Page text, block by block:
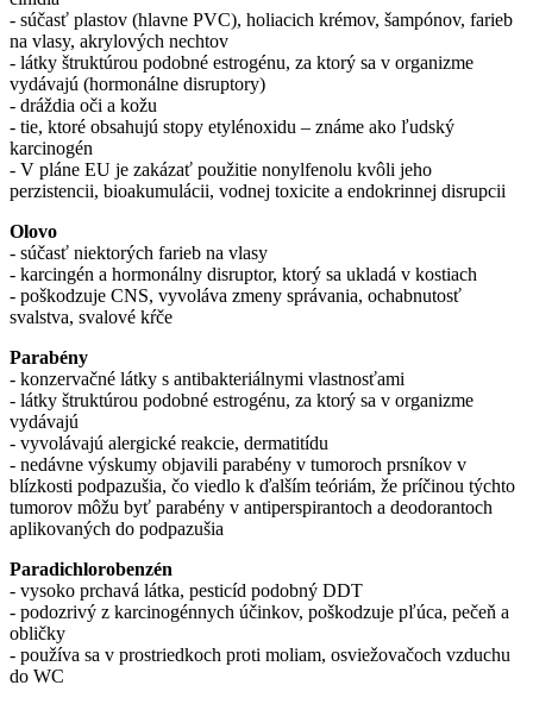
- súčasť plastov (hlavne PVC), holiacich krémov, šampónov, farieb
na vlasy, akrylových nechtov
- látky štruktúrou podobné estrogénu, za ktorý sa v organizme
vydávajú (hormonálne disruptory)
- dráždia oči a kožu
- tie, ktoré obsahujú stopy etylénoxidu – známe ako ľudský
karcinogén
- V pláne EU je zakázať použitie nonylfenolu kvôli jeho
perzistencii, bioakumulácii, vodnej toxicite a endokrinnej disrupcii
Olovo
- súčasť niektorých farieb na vlasy
- karcingén a hormonálny disruptor, ktorý sa ukladá v kostiach
- poškodzuje CNS, vyvoláva zmeny správania, ochabnutosť
svalstva, svalové kŕče
Parabény
- konzervačné látky s antibakteriálnymi vlastnosťami
- látky štruktúrou podobné estrogénu, za ktorý sa v organizme
vydávajú
- vyvolávajú alergické reakcie, dermatitídu
- nedávne výskumy objavili parabény v tumoroch prsníkov v
blízkosti podpazušia, čo viedlo k ďalším teóriám, že príčinou týchto
tumorov môžu byť parabény v antiperspirantoch a deodorantoch
aplikovaných do podpazušia
Paradichlorobenzén
- vysoko prchavá látka, pesticíd podobný DDT
- podozrivý z karcinogénnych účinkov, poškodzuje pľúca, pečeň a
obličky
- používa sa v prostriedkoch proti moliam, osviežovačoch vzduchu
do WC